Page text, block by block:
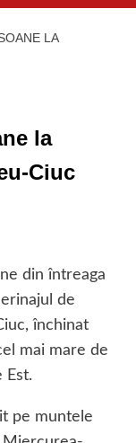
LA
la
Ciuc
din întreaga
de
închinat
mai mare de
Est.
pe muntele